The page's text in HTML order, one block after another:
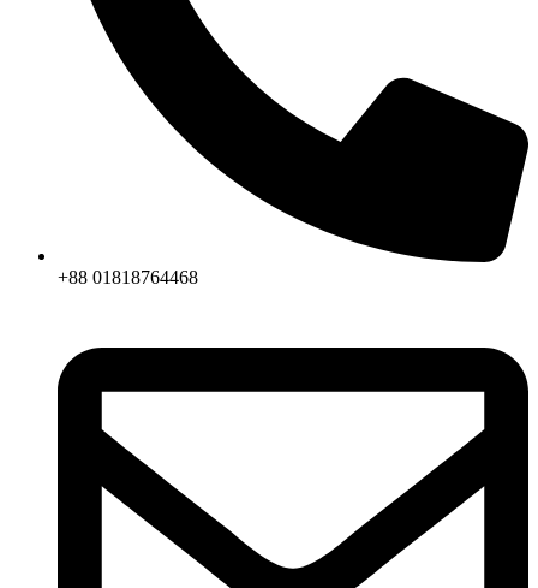
+88 01818764468